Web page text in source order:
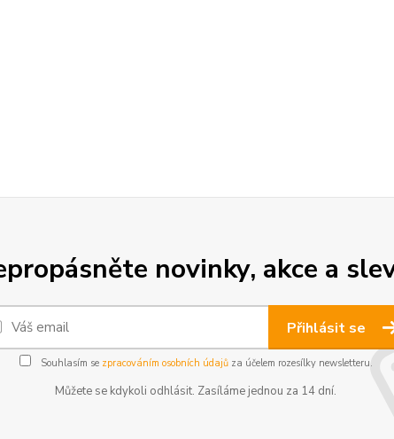
novinky, akce a
Přihlásit se
Souhlasím se zpracováním osobních údajůza účelem rozesílky newsletteru.
Můžete se kdykoli odhlásit. Zasíláme jednou za 14 dní.